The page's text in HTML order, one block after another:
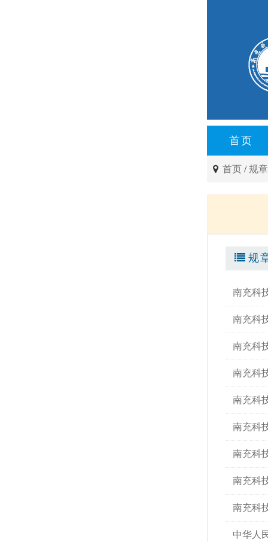
首页
首页 /规
规
南充科
南充科
南充科
南充科
南充科
南充科
南充科
南充科
南充科
中华人